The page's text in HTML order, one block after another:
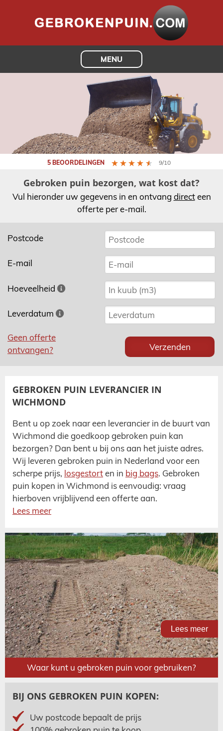
MENU
5 BEOORDELINGEN 9/10
Gebroken puin bezorgen, wat kost dat?
Vul hieronder uw gegevens in en ontvang directeen
offerte per e-mail.
Postcode
E-mail
Hoeveelheid
Leverdatum
Geen offerte
ontvangen?
GEBROKEN PUIN LEVERANCIER IN
WICHMOND
Bent u op zoek naar een leverancier in de buurt van
Wichmond die goedkoop gebroken puin kan
bezorgen? Dan bent u bij ons aan het juiste adres.
Wij leveren gebroken puin in Nederland voor een
scherpe prijs, losgestorten in big bags. Gebroken
puin kopen in Wichmond is eenvoudig: vraag
hierboven vrijblijvend een offerte aan.
Lees meer
Lees meer
Waar kunt u gebroken puin voor gebruiken?
BIJ ONS GEBROKEN PUIN KOPEN:
Uw postcode bepaalt de prijs